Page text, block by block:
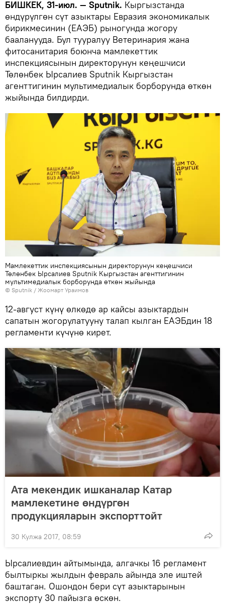
БИШКЕК, 31-июл. — Sputnik. Кыргызстанда
өндүрүлгөн сүт азыктары Евразия экономикалык
бирикмесинин (ЕАЭБ) рыногунда жогору
бааланууда. Бул тууралуу Ветеринария жана
фитосанитария боюнча мамлекеттик
инспекциясынын директорунун кеңешчиси
Төлөнбек Ырсалиев Sputnik Кыргызстан
агенттигинин мультимедиалык борборунда өткөн
жыйында билдирди.
Мамлекеттик инспекциясынын директорунун кеңешчиси
Төлөнбек Ырсалиев Sputnik Кыргызстан агенттигинин
мультимедиалык борборунда өткөн жыйында
© Sputnik / Жоомарт Ураимов
12-август күнү өлкөдө ар кайсы азыктардын
сапатын жогорулатууну талап кылган ЕАЭБдин 18
регламенти күчүнө кирет.
Ата мекендик ишканалар Катар
мамлекетине өндүргөн
продукцияларын экспорттойт
30 Кулжа 2017, 08:59
Ырсалиевдин айтымында, алгачкы 16 регламент
былтыркы жылдын февраль айында эле иштей
баштаган. Ошондон бери сүт азыктарынын
экспорту 30 пайызга өскөн.